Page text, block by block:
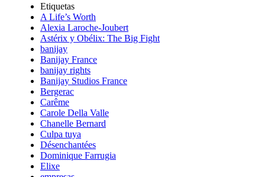
Etiquetas
A Life’s Worth
Alexia Laroche-Joubert
Astérix y Obélix: The Big Fight
banijay
Banijay France
banijay rights
Banijay Studios France
Bergerac
Carême
Carole Della Valle
Chanelle Bernard
Culpa tuya
Désenchantées
Dominique Farrugia
Elixe